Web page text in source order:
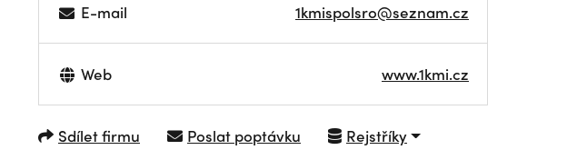
E-mail 1kmispolsro@seznam.cz
Web www.1kmi.cz
Sdílet firmu Poslat poptávku Rejstříky